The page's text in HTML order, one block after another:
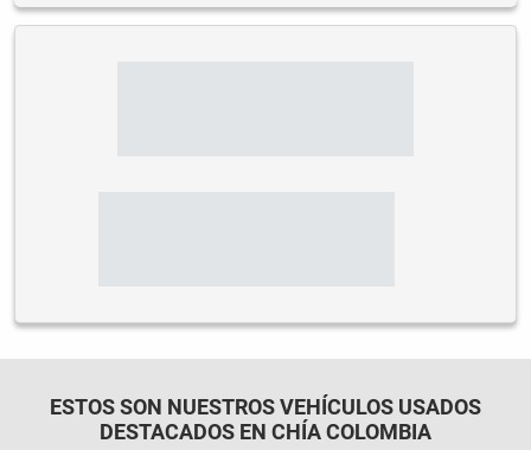
ESTOS SON NUESTROS VEHÍCULOS USADOS
DESTACADOS EN CHÍA COLOMBIA